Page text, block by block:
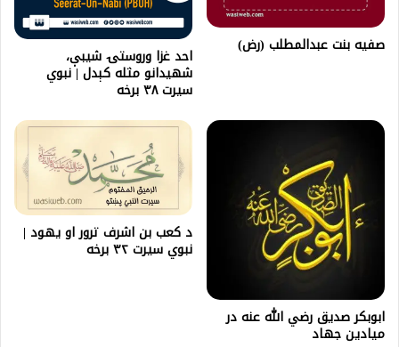
صفيه بنت عبدالمطلب (رض) احد غزا وروستۍ شیبې،
شهیدانو مثله کېدل | نبوي
سیرت ۳۸ برخه
ابوبكر صديق رضي الله عنه در
ميادين جهاد
د كعب بن اشرف ترور او یهود |
نبوي سیرت ۳۲ برخه